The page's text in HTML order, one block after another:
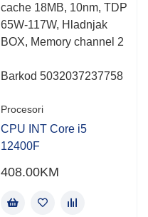
5
cache 18MB, 10nm, TDP
65W-117W, Hladnjak
BOX, Memory channel 2
Barkod 5032037237758
Procesori
CPU INT Core i5
12400F
408.00KM